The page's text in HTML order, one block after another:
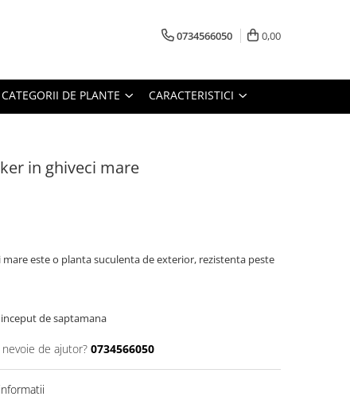
0734566050 0,00
CATEGORII DE PLANTE CARACTERISTICI
in ghiveci mare
este o planta suculenta de exterior, rezistenta peste
de saptamana
nevoie de ajutor? 0734566050